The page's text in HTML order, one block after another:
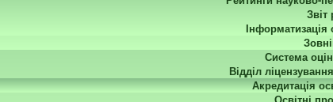
Звіт
Інформатизація
Система
Відділ
Акредитація